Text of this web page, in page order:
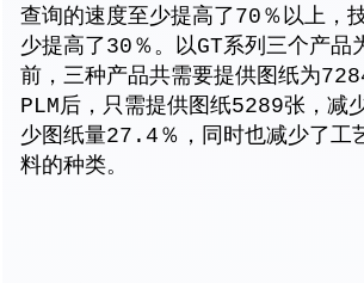
查询的速度至少提高了70％以上，
少提高了30％。以GT系列三个产品
前，三种产品共需要提供图纸为
PLM后，只需提供图纸5289张，减
少图纸量27.4％，同时也减少了工
料的种类。